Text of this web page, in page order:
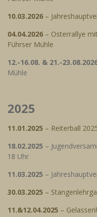
10.03.2026 –
04.04.2026 – Osterrallye
Führser Mühle
12.-16.08. & 21.-
Mühle
2025
11.01.2025 – Reiterball
18.02.2025 –
18 Uhr
11.03.2025 –
30.03.2025 –
11.&12.04.2025 –